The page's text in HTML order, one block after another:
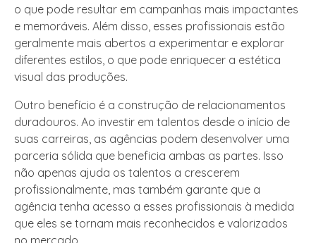
o que pode resultar em campanhas mais impactantes
e memoráveis. Além disso, esses profissionais estão
geralmente mais abertos a experimentar e explorar
diferentes estilos, o que pode enriquecer a estética
visual das produções.
Outro benefício é a construção de relacionamentos
duradouros. Ao investir em talentos desde o início de
suas carreiras, as agências podem desenvolver uma
parceria sólida que beneficia ambas as partes. Isso
não apenas ajuda os talentos a crescerem
profissionalmente, mas também garante que a
agência tenha acesso a esses profissionais à medida
que eles se tornam mais reconhecidos e valorizados
no mercado.